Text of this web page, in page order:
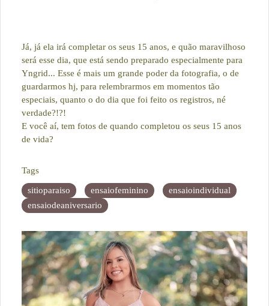
Já, já ela irá completar os seus 15 anos, e quão maravilhoso
será esse dia, que está sendo preparado especialmente para
Yngrid... Esse é mais um grande poder da fotografia, o de
guardarmos hj, para relembrarmos em momentos tão
especiais, quanto o do dia que foi feito os registros, né
verdade?!?!
E você aí, tem fotos de quando completou os seus 15 anos
de vida?
Tags
sitioparaiso ensaiofeminino
ensaioindividual
ensaiodeaniversario